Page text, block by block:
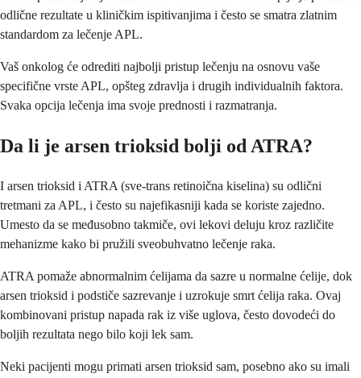
odlične rezultate u kliničkim ispitivanjima i često se smatra zlatnim
standardom za lečenje APL.
Vaš onkolog će odrediti najbolji pristup lečenju na osnovu vaše
specifične vrste APL, opšteg zdravlja i drugih individualnih faktora.
Svaka opcija lečenja ima svoje prednosti i razmatranja.
Da li je arsen trioksid bolji od ATRA?
I arsen trioksid i ATRA (sve-trans retinoična kiselina) su odlični
tretmani za APL, i često su najefikasniji kada se koriste zajedno.
Umesto da se međusobno takmiče, ovi lekovi deluju kroz različite
mehanizme kako bi pružili sveobuhvatno lečenje raka.
ATRA pomaže abnormalnim ćelijama da sazre u normalne ćelije, dok
arsen trioksid i podstiče sazrevanje i uzrokuje smrt ćelija raka. Ovaj
kombinovani pristup napada rak iz više uglova, često dovodeći do
boljih rezultata nego bilo koji lek sam.
Neki pacijenti mogu primati arsen trioksid sam, posebno ako su imali